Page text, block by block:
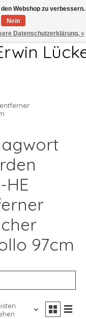
HE
97cm
Webshop zu verbessern.
Nein
Datenschutzerklärung. »